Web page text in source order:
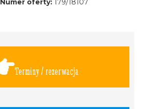
Numer oferty:179/18107
Terminy / rezerwacja